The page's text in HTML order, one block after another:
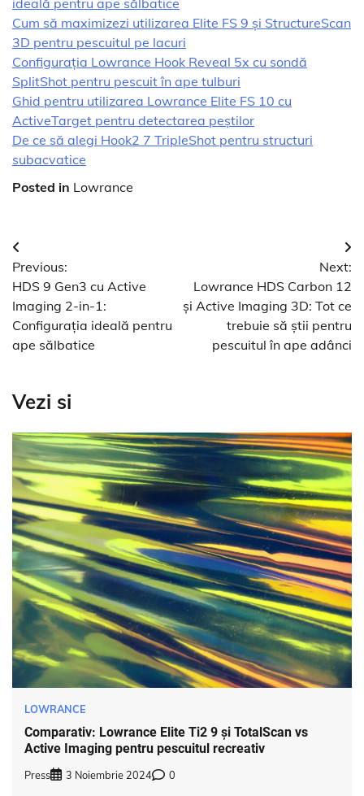
ideală pentru ape sălbatice
Cum să maximizezi utilizarea Elite FS 9 și StructureScan
3D pentru pescuitul pe lacuri
Configurația Lowrance Hook Reveal 5x cu sondă
SplitShot pentru pescuit în ape tulburi
Ghid pentru utilizarea Lowrance Elite FS 10 cu
ActiveTarget pentru detectarea peștilor
De ce să alegi Hook2 7 TripleShot pentru structuri
subacvatice
Posted in Lowrance
Navigare
în
articole
Previous:
HDS 9 Gen3 cu Active
Imaging 2-in-1:
Configurația ideală pentru
ape sălbatice
Next:
Lowrance HDS Carbon 12
și Active Imaging 3D: Tot ce
trebuie să știi pentru
pescuitul în ape adânci
Vezi si
LOWRANCE
Comparativ: Lowrance Elite Ti2 9 și TotalScan vs
Active Imaging pentru pescuitul recreativ
Press 3 Noiembrie 2024 0